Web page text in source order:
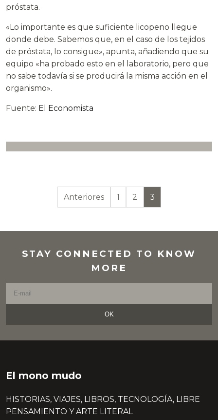
próstata.
«Lo importante es que suficiente licopeno llegue
donde debe. Sabemos que, en el caso de los tejidos
de próstata, lo consigue», apunta, añadiendo que su
equipo «ha probado esto en el laboratorio, pero que
no sabe todavía si se producirá la misma acción en el
organismo».
Fuente: El Economista
Paginación de
Anteriores 1 2 3
STAY CONNECTED TO KNOW
MORE
OK
El mono mudo
HISTORIAS, VIAJES, LIBROS, TECNOLOGÍA, LIBRE
PENSAMIENTO Y ARTE LITERAL